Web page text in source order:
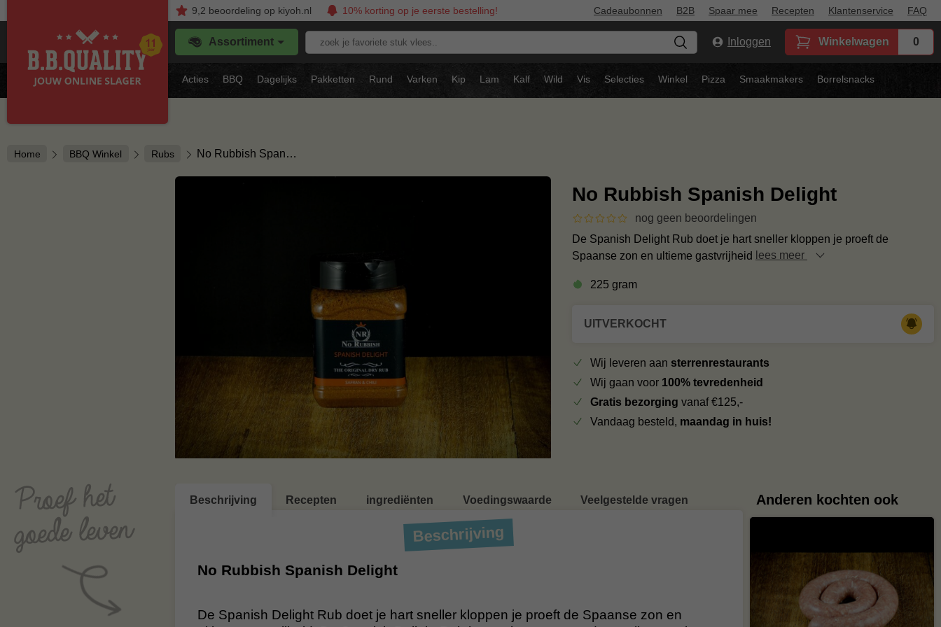
9,2 beoordelingop kiyoh.nl 10% korting op je eerste bestelling! Cadeaubonnen B2B Spaar mee Recepten Klantenservice FAQ
Assortiment
Zoek
stuk
vlees..
Inloggen Winkelwagen 0
Acties BBQ Dagelijks Pakketten Rund Varken Kip Lam Kalf Wild Vis Selecties Winkel Pizza Smaakmakers Borrelsnacks
Home BBQ Winkel Rubs No Rubbish Span…
No Rubbish Spanish Delight
nog geen beoordelingen
De Spanish Delight Rub doet je hart sneller kloppen je proeft de
Spaanse zon en ultieme gastvrijheid
lees meer
225 gram
UITVERKOCHT
Wij leveren aan sterrenrestaurants
Wij gaan voor 100% tevredenheid
Gratis bezorging vanaf €125,-
Vandaag besteld, maandag in huis!
Beschrijving Recepten ingrediënten Voedingswaarde Veelgestelde vragen
Beschrijving
No Rubbish Spanish Delight
De Spanish Delight Rub doet je hart sneller kloppen je proeft de Spaanse zon en
Anderen kochten ook